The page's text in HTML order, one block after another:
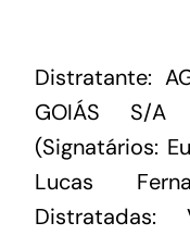
Distratante:
GOIÁS S/A
(Signatários:
Lucas
Distratadas: